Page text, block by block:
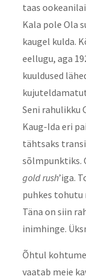
taas
Kala pole Ola
kaugel kulda.
eellugu, aga
kuuldused
Seni rahulikku
Kaug-Ida eri
tähtsaks
sõlmpunktiks.
gold rush’iga.
puhkes tohutu
Täna on siin
inimhinge.
Õhtul
vaatab meie